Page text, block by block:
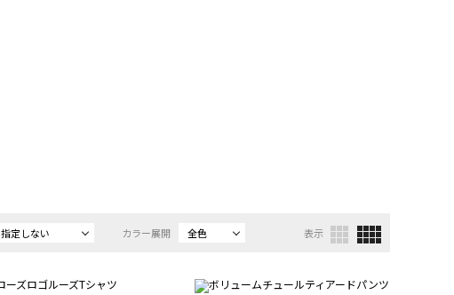
指定しない カラー展開 全色 表示